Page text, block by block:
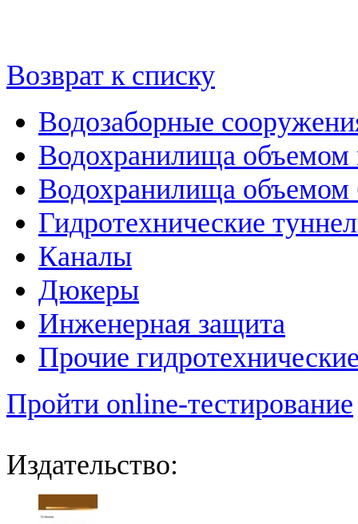
Возврат к списку
Водозаборные
Водохранилища
Водохранилища объемом
Гидротехнические
Каналы
Дюкеры
Инженерная защита
Прочие
Пройти online-тестирование
Издательство: